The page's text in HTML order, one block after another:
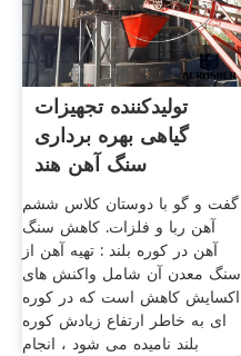
تولیدکننده تجهیزات
گیاهی بهره برداری
سنگ آهن هند
گفت و گو با دوستان کلاس ششم
آهن ربا و فلزات. کاهش سنگ
آهن در کوره بلند : تهیه آهن از
سنگ معدن آن شامل واکنش های
اکسایش کاهش است که در کوره
ای به خاطر ارتفاع زیادش کوره
بلند نامیده می شود ، انجام